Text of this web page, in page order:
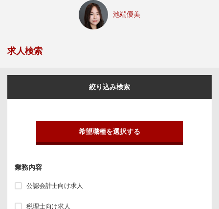
池端優美
求人検索
絞り込み検索
希望職種を選択する
業務内容
公認会計士向け求人
税理士向け求人